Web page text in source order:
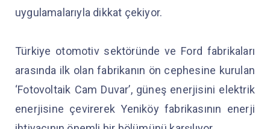
uygulamalarıyla dikkat çekiyor.
Türkiye otomotiv sektöründe ve Ford fabrikaları
arasında ilk olan fabrikanın ön cephesine kurulan
‘Fotovoltaik Cam Duvar’, güneş enerjisini elektrik
enerjisine çevirerek Yeniköy fabrikasının enerji